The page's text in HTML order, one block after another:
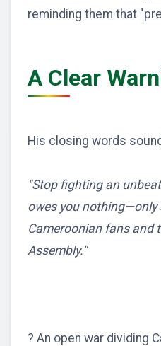
reminding them that
A Clear
His closing words
"Stop fighting an
owes you
Cameroonian fans and
Assembly."
? An open war dividing